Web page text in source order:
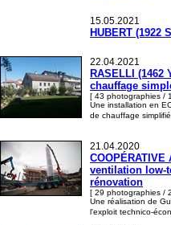
15.05.2021
HUBERT (1922
22.04.2021
RASELLI
chauffage
[ 43 photographies /
Une installation en
de chauffage
21.04.2020
ventilation low-
rénovation
[ 29 photographies /
Une réalisation de
l'exploit technico-